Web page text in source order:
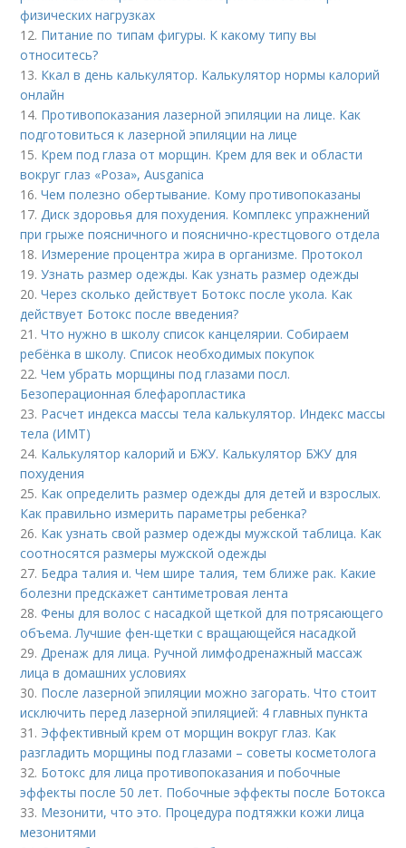
физических нагрузках
12. Питание по типам фигуры. К какому типу вы
относитесь?
13. Ккал в день калькулятор. Калькулятор нормы калорий
онлайн
14. Противопоказания лазерной эпиляции на лице. Как
подготовиться к лазерной эпиляции на лице
15. Крем под глаза от морщин. Крем для век и области
вокруг глаз «Роза», Ausganica
16.Чем полезно обертывание. Кому противопоказаны
17.Диск здоровья для похудения. Комплекс упражнений
при грыже поясничного и пояснично-крестцового отдела
18. Измерение процентра жира в организме. Протокол
19.Узнать размер одежды. Как узнать размер одежды
20.Через сколько действует Ботокс после укола. Как
действует Ботокс после введения?
21.Что нужно в школу список канцелярии. Собираем
ребёнка в школу. Список необходимых покупок
22.Чем убрать морщины под глазами посл.
Безоперационная блефаропластика
23. Расчет индекса массы тела калькулятор. Индекс массы
тела (ИМТ)
24. Калькулятор калорий и БЖУ. Калькулятор БЖУ для
похудения
25. Как определить размер одежды для детей и взрослых.
Как правильно измерить параметры ребенка?
26. Как узнать свой размер одежды мужской таблица. Как
соотносятся размеры мужской одежды
27. Бедра талия и. Чем шире талия, тем ближе рак. Какие
болезни предскажет сантиметровая лента
28.Фены для волос с насадкой щеткой для потрясающего
объема. Лучшие фен-щетки с вращающейся насадкой
29.Дренаж для лица. Ручной лимфодренажный массаж
лица в домашних условиях
30. После лазерной эпиляции можно загорать. Что стоит
исключить перед лазерной эпиляцией: 4 главных пункта
31. Эффективный крем от морщин вокруг глаз. Как
разгладить морщины под глазами – советы косметолога
32. Ботокс для лица противопоказания и побочные
эффекты после 50 лет. Побочные эффекты после Ботокса
33. Мезонити, что это. Процедура подтяжки кожи лица
мезонитями